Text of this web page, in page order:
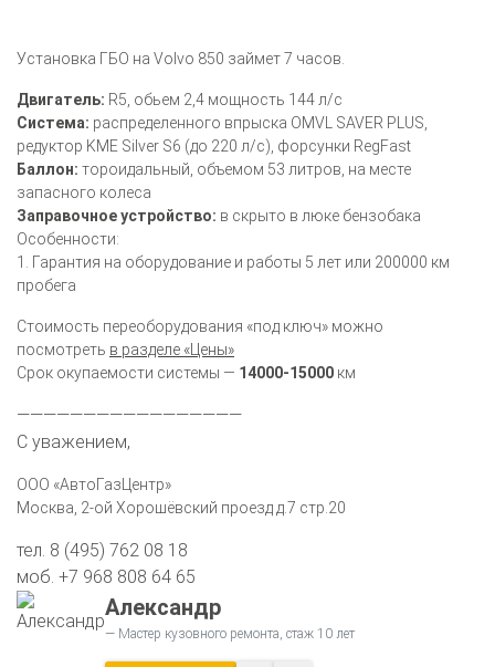
Установка ГБО на Volvo 850 займет 7 часов.
Двигатель: R5, обьем 2,4 мощность 144 л/с
Система: распределенного впрыска OMVL SAVER PLUS,
редуктор KME Silver S6 (до 220 л/с), форсунки RegFast
Баллон: тороидальный, объемом 53 литров, на месте
запасного колеса
Заправочное устройство: в скрыто в люке бензобака
Особенности:
1. Гарантия на оборудование и работы 5 лет или 200000 км
пробега
Стоимость переоборудования «под ключ» можно
посмотреть в разделе «Цены»
Срок окупаемости системы — 14000-15000 км
—————————————————
С уважением,
ООО «АвтоГазЦентр»
Москва, 2-ой Хорошёвский проезд д.7 стр.20
тел. 8 (495) 762 08 18
моб. +7 968 808 64 65
Александр
Мастер кузовного ремонта, стаж 10 лет